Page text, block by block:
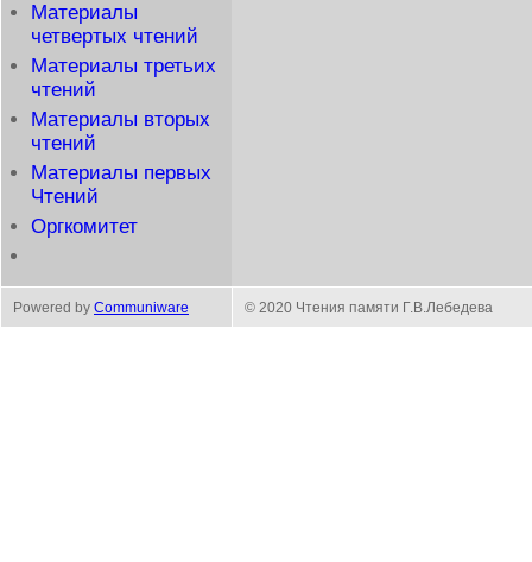
Материалы
четвертых чтений
Материалы третьих
чтений
Материалы вторых
чтений
Материалы первых
Чтений
Оргкомитет
Powered by Communiware © 2020 Чтения памяти Г.В.Лебедева